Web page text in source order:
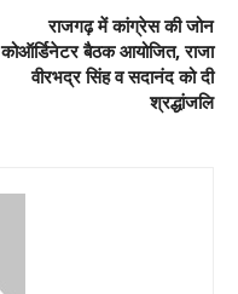
राजगढ़ में कांग्रेस की जोन
कोऑर्डिनेटर बैठक आयोजित, राजा
वीरभद्र सिंह व सदानंद को दी
श्रद्धांजलि